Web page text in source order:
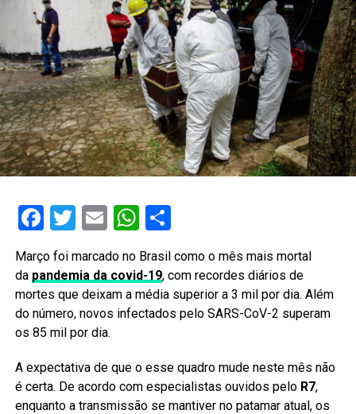
Facebook
Twitter
EmailWhatsApp
Share
Março foi marcado no Brasil como o mês mais mortal
da pandemia da covid-19, com recordes diários de
mortes que deixam a média superior a 3 mil por dia. Além
do número, novos infectados pelo SARS-CoV-2 superam
os 85 mil por dia.
A expectativa de que o esse quadro mude neste mês não
é certa. De acordo com especialistas ouvidos pelo R7,
enquanto a transmissão se mantiver no patamar atual, os